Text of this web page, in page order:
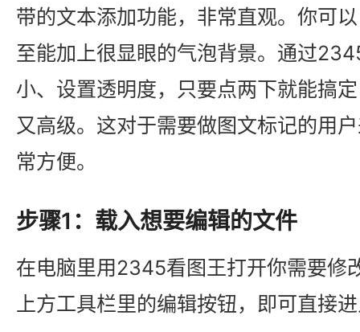
带的文本添加功能，非常直观。你可
至能加上很显眼的气泡背景。通过
小、设置透明度，只要点两下就能搞
又高级。这对于需要做图文标记的用
常方便。
步骤1：载入想要编辑的文件
在电脑里用2345看图王打开你需要修
上方工具栏里的编辑按钮，即可直接